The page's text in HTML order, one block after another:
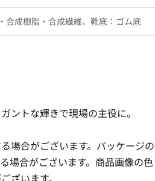
合成樹脂・合成繊維、靴底：ゴム底
ントな輝きで現場の主役に。
場合がございます。パッケージの
場合がございます。商品画像の色
ざいます。